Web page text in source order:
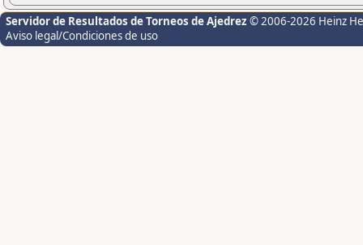
Servidor de Resultados de Torneos de Ajedrez © 2006-2026 Heinz
Aviso legal/Condiciones de uso